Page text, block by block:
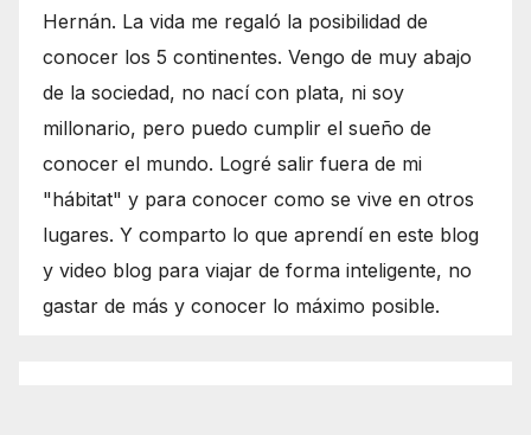
Hernán. La vida me regaló la posibilidad de
conocer los 5 continentes. Vengo de muy abajo
de la sociedad, no nací con plata, ni soy
millonario, pero puedo cumplir el sueño de
conocer el mundo. Logré salir fuera de mi
"hábitat" y para conocer como se vive en otros
lugares. Y comparto lo que aprendí en este blog
y video blog para viajar de forma inteligente, no
gastar de más y conocer lo máximo posible.